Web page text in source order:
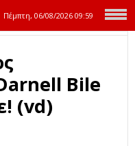
Πέμπτη, 06/08/2026 09:59
Bile
(vd)